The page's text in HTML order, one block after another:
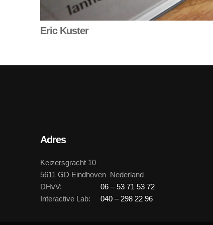
Eric Kuster
Adres
Keizersgracht 10
5611 GD Eindhoven Nederland
DHvV:
06 – 53 71 53 72
Interactive Lab:
040 – 298 22 96